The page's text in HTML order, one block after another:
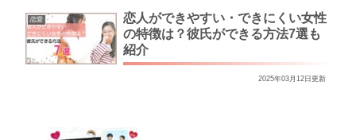
恋愛
恋人ができやすい・できにくい女性
の特徴は？彼氏ができる方法7選も
紹介
2025年03月12日更新